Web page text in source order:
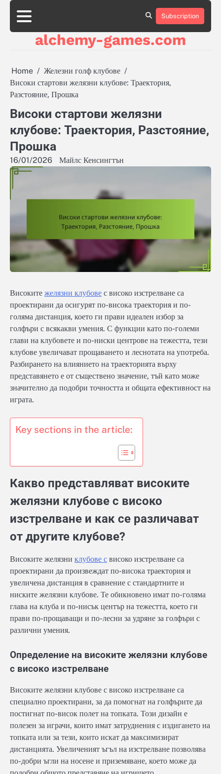
Skip
content
About
About
About
Contact
Contact
Contact
Cookie
Cookie
Cookie
Cookie
Cookie
Privacy
Privacy
Privacy
Sitemap
Sitemap
Sitemap
Terms
Conditions
Terms
Conditions
Terms
Conditions
Subscription
alchemy-games.com
Home
Железни голф клубове
Високи стартови желязни клубове: Траектория,
Разстояние, Прошка
Високи стартови желязни
клубове: Траектория, Разстояние,
Прошка
16/01/2026 Майлс Кенсингтън
Високите желязни клубове с високо изстрелване са
проектирани да осигурят по-висока траектория и по-
голяма дистанция, което ги прави идеален избор за
голфъри с всякакви умения. С функции като по-големи
глави на клубовете и по-ниски центрове на тежестта, тези
клубове увеличават прощаването и леснотата на употреба.
Разбирането на влиянието на траекторията върху
представянето е от съществено значение, тъй като може
значително да подобри точността и общата ефективност на
играта.
Key sections in the article:
Какво представляват високите
желязни клубове с високо
изстрелване и как се различават
от другите клубове?
Високите желязни клубове с високо изстрелване са
проектирани да произвеждат по-висока траектория и
увеличена дистанция в сравнение с стандартните и
ниските желязни клубове. Те обикновено имат по-голяма
глава на клуба и по-нисък център на тежестта, което ги
прави по-прощаващи и по-лесни за удряне за голфъри с
различни умения.
Определение на високите желязни клубове
с високо изстрелване
Високите желязни клубове с високо изстрелване са
специално проектирани, за да помогнат на голфърите да
постигнат по-висок полет на топката. Този дизайн е
полезен за играчи, които имат затруднения с издигането на
топката или за тези, които искат да максимизират
дистанцията. Увеличеният ъгъл на изстрелване позволява
по-добри ъгли на носене и приземяване, което може да